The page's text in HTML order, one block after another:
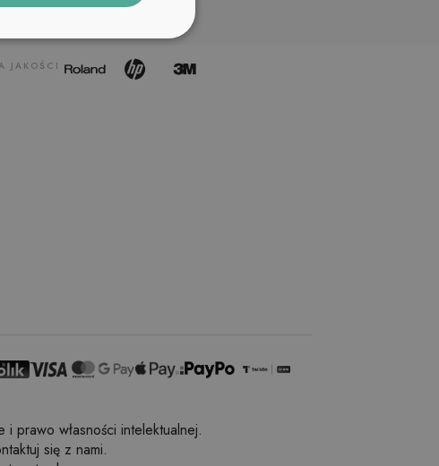
JAKOŚCI
prawo własności intelektualnej.
się z nami.